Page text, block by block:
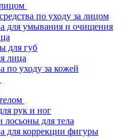
по уходу за лицом
для умывания и очищения
для губ
лица
по уходу за кожей
рук и ног
для тела
для коррекции фигуры